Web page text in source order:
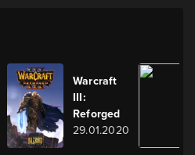
Warcraft
III:
Reforged
29.01.2020